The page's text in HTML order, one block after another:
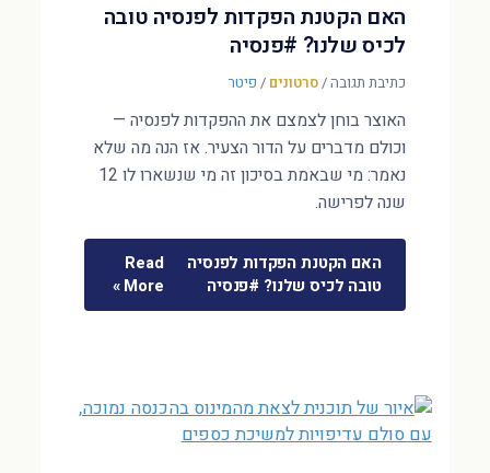
האם הקטנת הפקדות לפנסיה טובה
לכיס שלנו? #פנסיה
כתיבת תגובה/סרטונים / פיטר
האוצר בוחן לצמצם את ההפקדות לפנסיה —
וכולם מדברים על הדור הצעיר. אז הנה מה שלא
נאמר: מי שבאמת בסיכון זה מי שנשארו לו 12
שנה לפרישה.
האם הקטנת הפקדות לפנסיה
טובה לכיס שלנו? #פנסיה
Read
More »